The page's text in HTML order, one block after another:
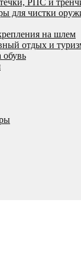
РПС и
для чистки
на шлем
отдых и
обувь